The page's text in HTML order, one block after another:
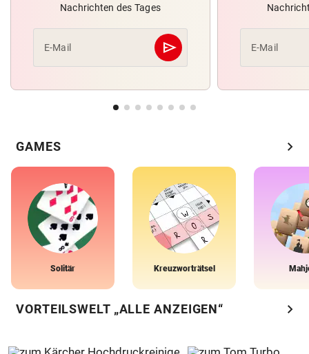
Nachrichten des Tages
E-Mail send
Abschicken E-Mail
GAMES chevron_right
Solitär Kreuzworträtsel
VORTEILSWELT „ALLE ANZEIGEN“ chevron_right